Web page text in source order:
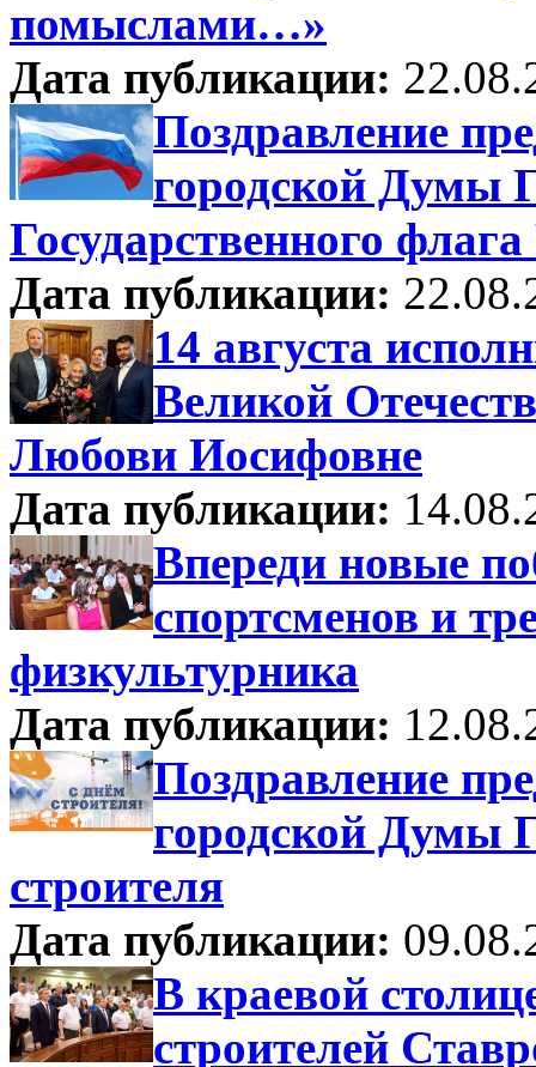
помыслами…»
Дата публикации:
Поздравление
городской Думы
Государственного
Дата публикации:
14 августа
Великой
Любови Иосифовне
Дата публикации:
Впереди новые
спортсменов и
физкультурника
Дата публикации:
Поздравление
городской Думы
строителя
Дата публикации:
В краевой
строителей